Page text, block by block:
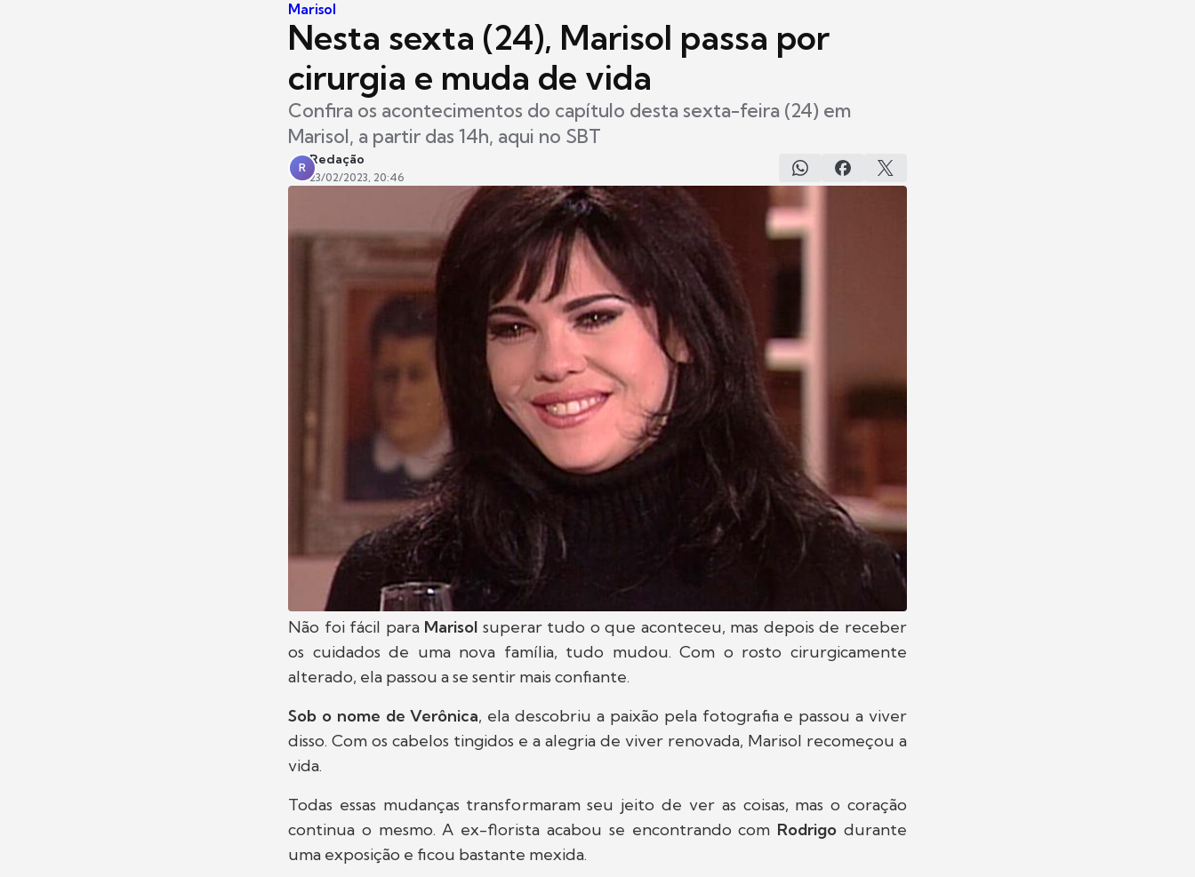
Marisol
Nesta sexta (24), Marisol passa por
cirurgia e muda de vida
Confira os acontecimentos do capítulo desta sexta-feira (24) em
Marisol, a partir das 14h, aqui no SBT
R
Redação
23/02/2023, 20:46
Não foi fácil para Marisol superar tudo o que aconteceu, mas depois de receber
os cuidados de uma nova família, tudo mudou. Com o rosto cirurgicamente
alterado, ela passou a se sentir mais confiante.
Sob o nome de Verônica, ela descobriu a paixão pela fotografia e passou a viver
disso. Com os cabelos tingidos e a alegria de viver renovada, Marisol recomeçou a
vida.
Todas essas mudanças transformaram seu jeito de ver as coisas, mas o coração
continua o mesmo. A ex-florista acabou se encontrando com Rodrigodurante
uma exposição e ficou bastante mexida.